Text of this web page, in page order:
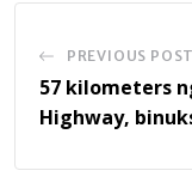
PREVIOUS POST
57 kilometers
Highway,